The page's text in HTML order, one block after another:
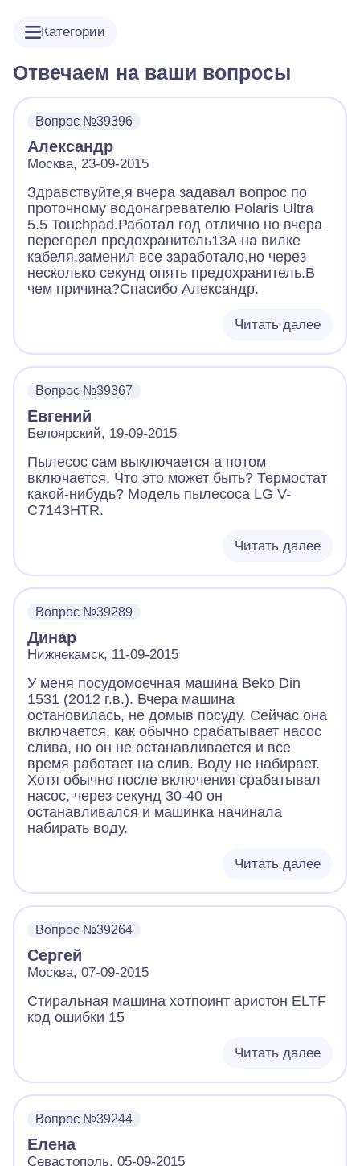
Категории
Отвечаем на ваши вопросы
Вопрос №39396
Александр
Москва, 23-09-2015
Здравствуйте,я вчера задавал вопрос по
проточному водонагревателю Polaris Ultra
5.5 Touchpad.Работал год отлично но вчера
перегорел предохранитель13А на вилке
кабеля,заменил все заработало,но через
несколько секунд опять предохранитель.В
чем причина?Спасибо Александр.
Читать далее
Вопрос №39367
Евгений
Белоярский, 19-09-2015
Пылесос сам выключается а потом
включается. Что это может быть? Термостат
какой-нибудь? Модель пылесоса LG V-
C7143HTR.
Читать далее
Вопрос №39289
Динар
Нижнекамск, 11-09-2015
У меня посудомоечная машина Beko Din
1531 (2012 г.в.). Вчера машина
остановилась, не домыв посуду. Сейчас она
включается, как обычно срабатывает насос
слива, но он не останавливается и все
время работает на слив. Воду не набирает.
Хотя обычно после включения срабатывал
насос, через секунд 30-40 он
останавливался и машинка начинала
набирать воду.
Читать далее
Вопрос №39264
Сергей
Москва, 07-09-2015
Стиральная машина хотпоинт аристон ELTF
код ошибки 15
Читать далее
Вопрос №39244
Елена
Севастополь, 05-09-2015